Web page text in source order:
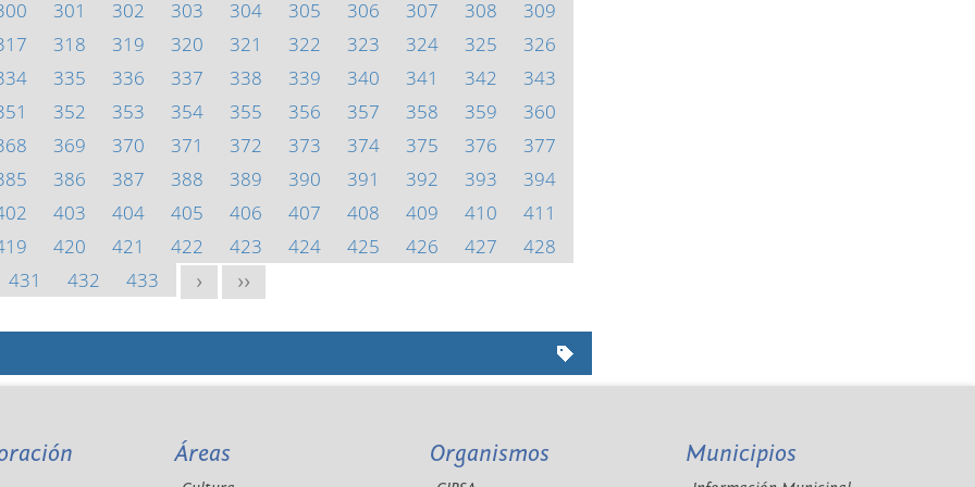
301 302 303 304 305 306 307 308
309
318 319 320 321 322 323 324 325
326
335 336 337 338 339 340 341 342
343
352 353 354 355 356 357 358 359
360
369 370 371 372 373 374 375 376
377
386 387 388 389 390 391 392 393
394
403 404 405 406 407 408 409 410
411
420 421 422 423 424 425 426 427
428
431
432 433 > >>
Áreas Organismos Municipios